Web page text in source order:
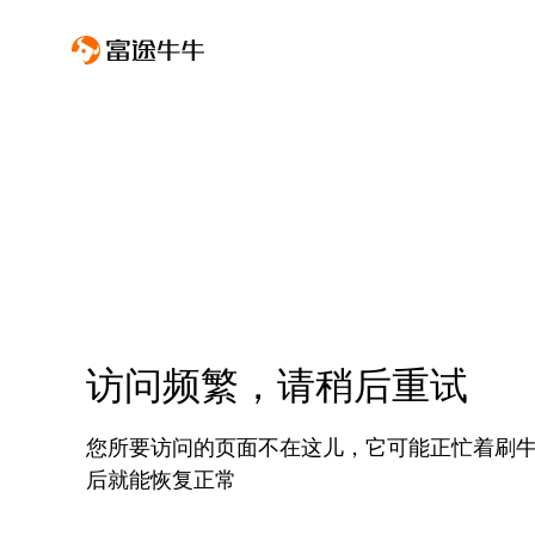
访问频繁，请稍后重试
您所要访问的页面不在这儿，它可能正忙着刷
后就能恢复正常